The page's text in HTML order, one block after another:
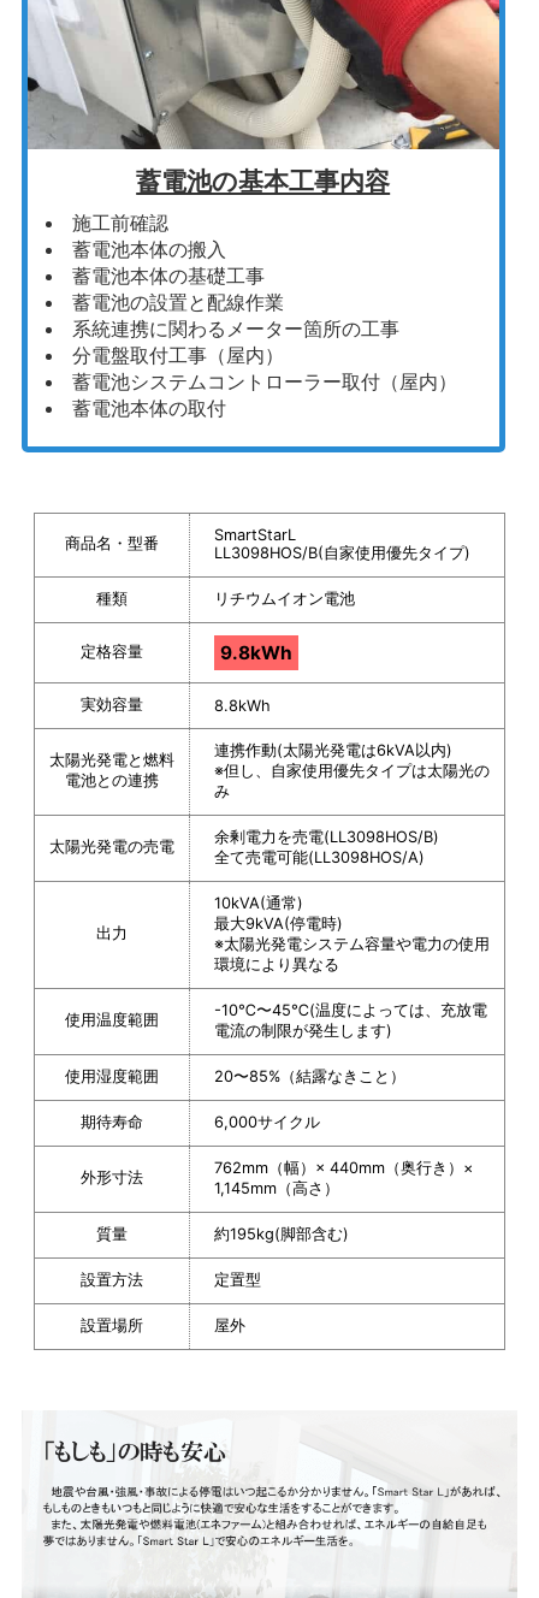
蓄電池の基本工事内容
施工前確認
蓄電池本体の搬入
蓄電池本体の基礎工事
蓄電池の設置と配線作業
系統連携に関わるメーター箇所の工事
分電盤取付工事（屋内）
蓄電池システムコントローラー取付（屋内）
蓄電池本体の取付
商品名・型番
SmartStarL
LL3098HOS/B(自家使用優先タイプ)
種類 リチウムイオン電池
定格容量 9.8kWh
実効容量 8.8kWh
太陽光発電と燃料
電池との連携
連携作動(太陽光発電は6kVA以内)
※但し、自家使用優先タイプは太陽光の
み
太陽光発電の売電
余剰電力を売電(LL3098HOS/B)
全て売電可能(LL3098HOS/A)
出力
10kVA(通常)
最大9kVA(停電時)
※太陽光発電システム容量や電力の使用
環境により異なる
使用温度範囲
-10℃〜45℃(温度によっては、充放電
電流の制限が発生します)
使用湿度範囲 20〜85%（結露なきこと）
期待寿命 6,000サイクル
外形寸法
762mm（幅）× 440mm（奥行き）×
1,145mm（高さ）
質量 約195kg(脚部含む)
設置方法 定置型
設置場所 屋外